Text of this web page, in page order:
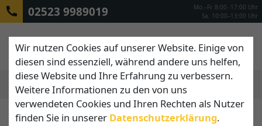
02523 9989019
Mo.–Fr. 8:00 -17:00 Uhr
Sa. 10:00–13:00 Uhr
Wir nutzen Cookies auf unserer Website. Einige von
diesen sind essenziell, während andere uns helfen,
diese Website und Ihre Erfahrung zu verbessern.
Weitere Informationen zu den von uns
verwendeten Cookies und Ihren Rechten als Nutzer
finden Sie in unserer Daten­schutz­erklärung.